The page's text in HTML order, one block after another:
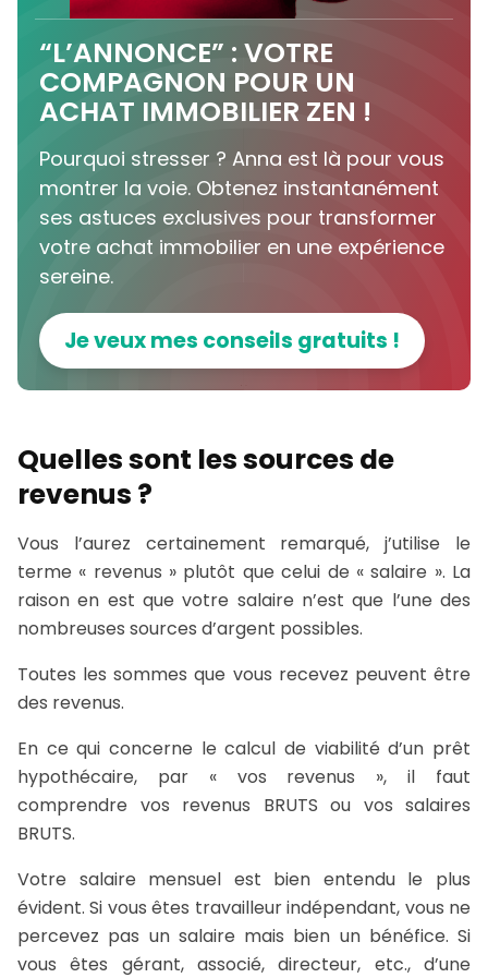
“L’ANNONCE” : VOTRE
COMPAGNON POUR UN
ACHAT IMMOBILIER ZEN !
Pourquoi stresser ? Anna est là pour vous
montrer la voie. Obtenez instantanément
ses astuces exclusives pour transformer
votre achat immobilier en une expérience
sereine.
Je veux mes conseils gratuits !
Quelles sont les sources de
revenus ?
Vous l’aurez certainement remarqué, j’utilise le
terme « revenus » plutôt que celui de « salaire ». La
raison en est que votre salaire n’est que l’une des
nombreuses sources d’argent possibles.
Toutes les sommes que vous recevez peuvent être
des revenus.
En ce qui concerne le calcul de viabilité d’un prêt
hypothécaire, par « vos revenus », il faut
comprendre vos revenus BRUTS ou vos salaires
BRUTS.
Votre salaire mensuel est bien entendu le plus
évident. Si vous êtes travailleur indépendant, vous ne
percevez pas un salaire mais bien un bénéfice. Si
vous êtes gérant, associé, directeur, etc., d’une